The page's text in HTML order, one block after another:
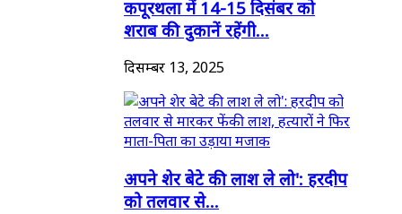
कपूरथला में 14-15 दिसंबर को
शराब की दुकानें रहेंगी...
दिसम्बर 13, 2025
अपने शेर बेटे की लाश ले लो': हरदीप
को तलवार से...